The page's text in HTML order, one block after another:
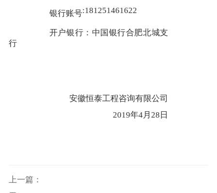
银行账号:181251461622
开户银行：中国银行合肥北城支
行
安徽恒泰工程咨询有限公司
2019年4月28日
上一篇：